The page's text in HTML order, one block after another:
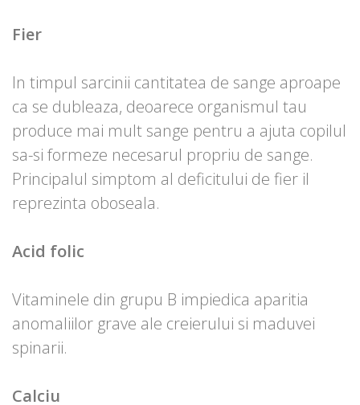
Fier
In timpul sarcinii cantitatea de sange aproape
ca se dubleaza, deoarece organismul tau
produce mai mult sange pentru a ajuta copilul
sa-si formeze necesarul propriu de sange.
Principalul simptom al deficitului de fier il
reprezinta oboseala.
Acid folic
Vitaminele din grupu B impiedica aparitia
anomaliilor grave ale creierului si maduvei
spinarii.
Calciu